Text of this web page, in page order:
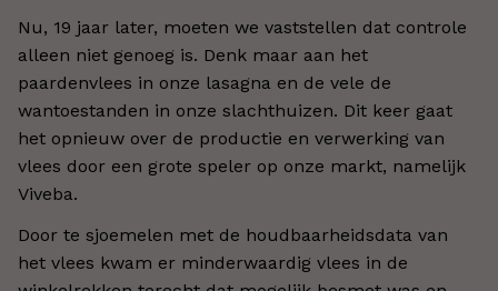
Nu, 19 jaar later, moeten we vaststellen dat controle
alleen niet genoeg is. Denk maar aan het
paardenvlees in onze lasagna en de vele de
wantoestanden in onze slachthuizen. Dit keer gaat
het opnieuw over de productie en verwerking van
vlees door een grote speler op onze markt, namelijk
Viveba.
Door te sjoemelen met de houdbaarheidsdata van
het vlees kwam er minderwaardig vlees in de